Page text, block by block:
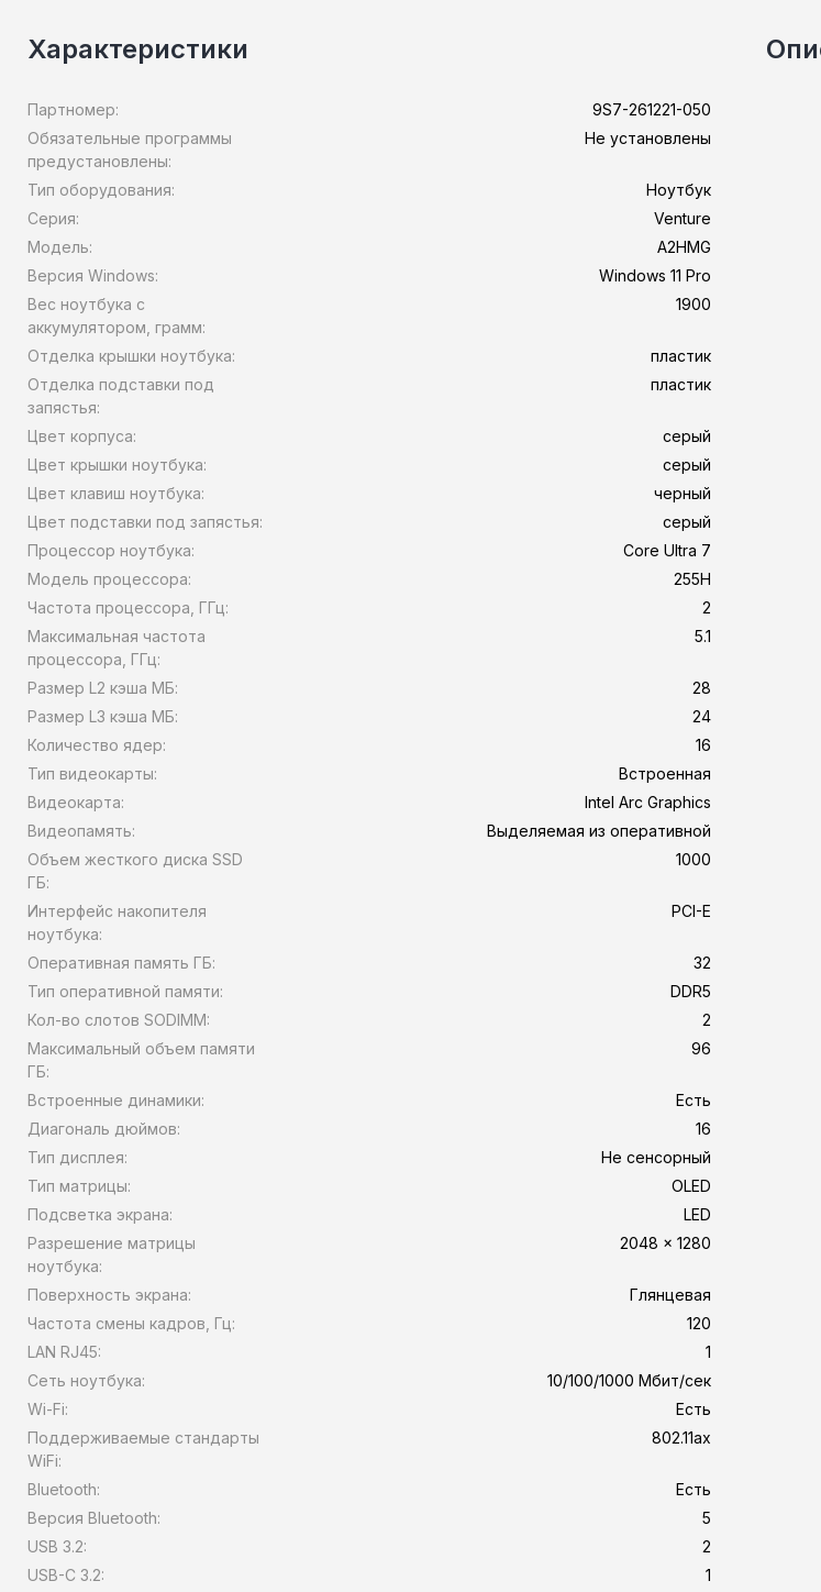
Характеристики
Партномер:
9S7-261221-050
Обязательные программы
предустановлены:
Не установлены
Тип оборудования:
Ноутбук
Серия:
Venture
Модель:
A2HMG
Версия Windows:
Windows 11 Pro
Вес ноутбука с
аккумулятором, грамм:
1900
Отделка крышки ноутбука:
пластик
Отделка подставки под
запястья:
пластик
Цвет корпуса:
серый
Цвет крышки ноутбука:
серый
Цвет клавиш ноутбука:
черный
Цвет подставки под запястья:
серый
Процессор ноутбука:
Core Ultra 7
Модель процессора:
255H
Частота процессора, ГГц:
2
Максимальная частота
процессора, ГГц:
5.1
Размер L2 кэша МБ:
28
Размер L3 кэша МБ:
24
Количество ядер:
16
Тип видеокарты:
Встроенная
Видеокарта:
Intel Arc Graphics
Видеопамять:
Выделяемая из оперативной
Объем жесткого диска SSD
ГБ:
1000
Интерфейс накопителя
ноутбука:
PCI-E
Оперативная память ГБ:
32
Тип оперативной памяти:
DDR5
Кол-во слотов SODIMM:
2
Максимальный объем памяти
ГБ:
96
Встроенные динамики:
Есть
Диагональ дюймов:
16
Тип дисплея:
Не сенсорный
Тип матрицы:
OLED
Подсветка экрана:
LED
Разрешение матрицы
ноутбука:
2048 x 1280
Поверхность экрана:
Глянцевая
Частота смены кадров, Гц:
120
LAN RJ45:
1
Сеть ноутбука:
10/100/1000 Мбит/сек
Wi-Fi:
Есть
Поддерживаемые стандарты
WiFi:
802.11ax
Bluetooth:
Есть
Версия Bluetooth:
5
USB 3.2:
2
USB-C 3.2:
1